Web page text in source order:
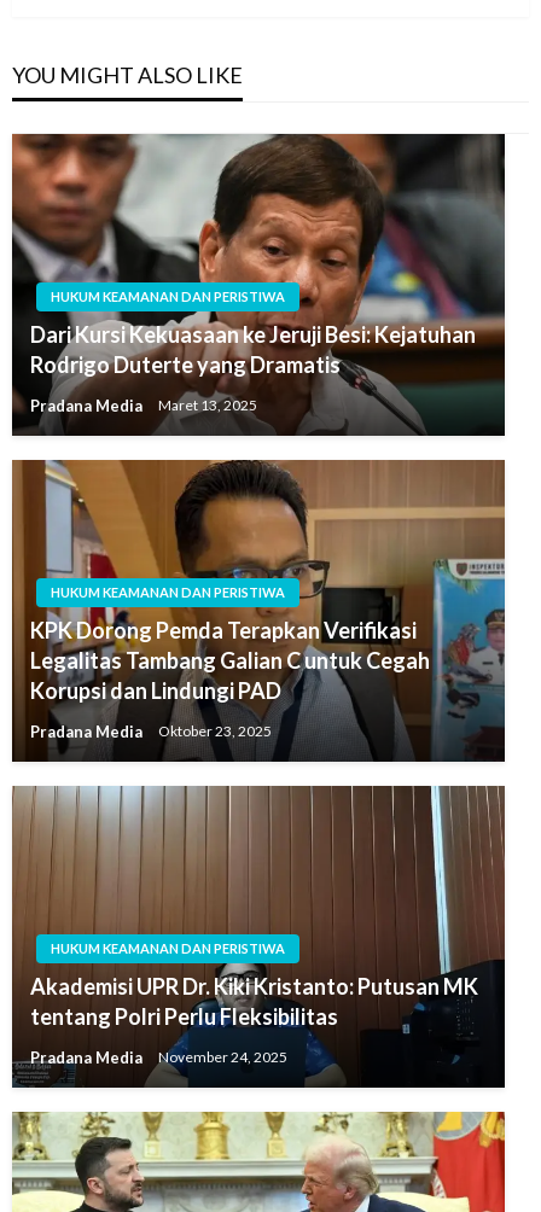
YOU MIGHT ALSO LIKE
HUKUM KEAMANAN DAN PERISTIWA
Dari Kursi Kekuasaan ke Jeruji Besi: Kejatuhan
Rodrigo Duterte yang Dramatis
Pradana Media Maret 13, 2025
HUKUM KEAMANAN DAN PERISTIWA
KPK Dorong Pemda Terapkan Verifikasi
Legalitas Tambang Galian C untuk Cegah
Korupsi dan Lindungi PAD
Pradana Media Oktober 23, 2025
HUKUM KEAMANAN DAN PERISTIWA
Akademisi UPR Dr. Kiki Kristanto: Putusan MK
tentang Polri Perlu Fleksibilitas
Pradana Media November 24, 2025